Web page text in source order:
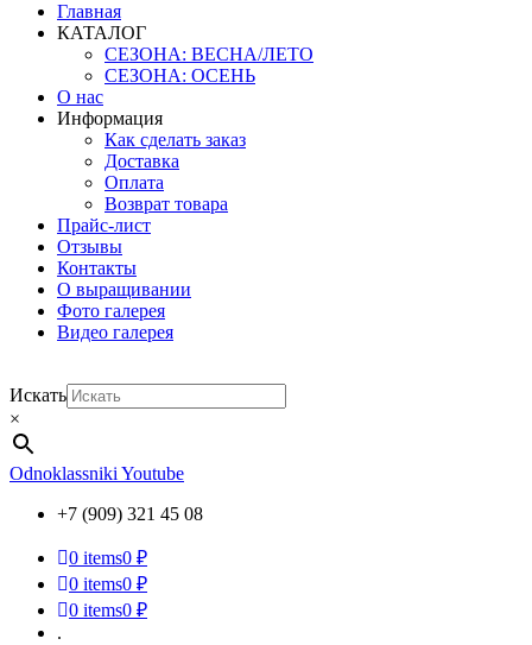
Главная
КАТАЛОГ
СЕЗОНА: ВЕСНА/ЛЕТО
СЕЗОНА: ОСЕНЬ
О нас
Информация
Как сделать заказ
Доставка
Оплата
Возврат товара
Прайс-лист
Отзывы
Контакты
О выращивании
Фото галерея
Видео галерея
Искать
×
Odnoklassniki Youtube
+7 (909) 321 45 08
0 items0 ₽
0 items0 ₽
0 items0 ₽
.